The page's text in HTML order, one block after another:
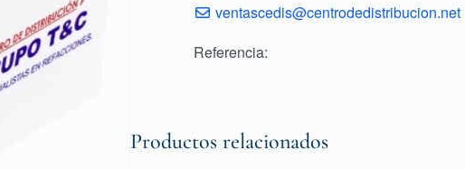
ventascedis@centrodedistribucion.net
Referencia:
Productos relacionados